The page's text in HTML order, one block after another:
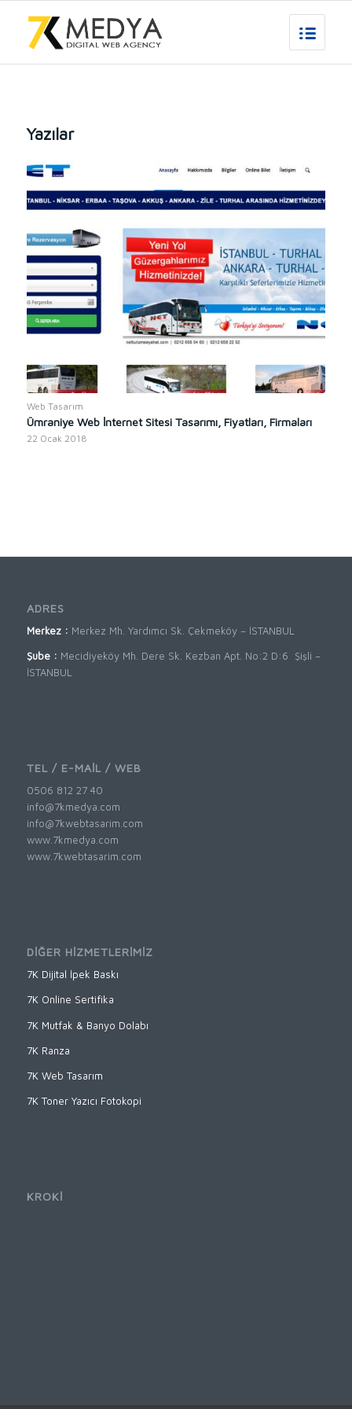
Yazılar
Web Tasarım
Ümraniye Web İnternet Sitesi Tasarımı, Fiyatları, Firmaları
22 Ocak 2018
ADRES
Merkez : Merkez Mh. Yardımcı Sk. Çekmeköy – İSTANBUL
Şube : Mecidiyeköy Mh. Dere Sk. Kezban Apt. No:2 D:6 Şişli –
İSTANBUL
TEL / E-MAİL / WEB
0506 812 27 40
info@7kmedya.com
info@7kwebtasarim.com
www.7kmedya.com
www.7kwebtasarim.com
DİĞER HİZMETLERİMİZ
7K Dijital İpek Baskı
7K Online Sertifika
7K Mutfak & Banyo Dolabı
7K Ranza
7K Web Tasarım
7K Toner Yazıcı Fotokopi
KROKİ